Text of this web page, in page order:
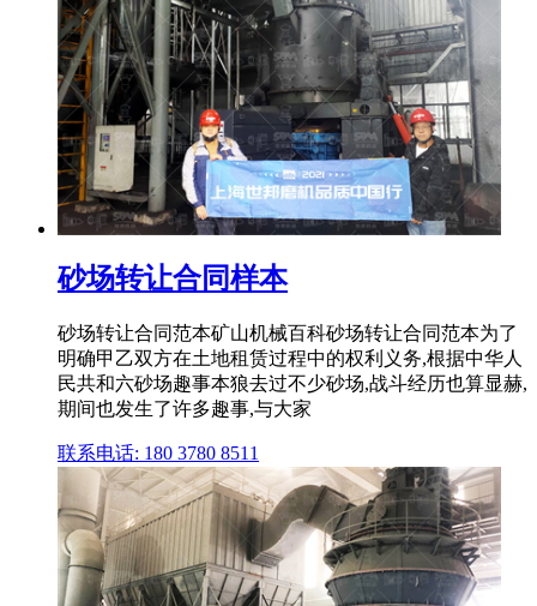
砂场转让合同样本
砂场转让合同范本矿山机械百科砂场转让合同范本为了
明确甲乙双方在土地租赁过程中的权利义务,根据中华人
民共和六砂场趣事本狼去过不少砂场,战斗经历也算显赫,
期间也发生了许多趣事,与大家
联系电话: 180 3780 8511